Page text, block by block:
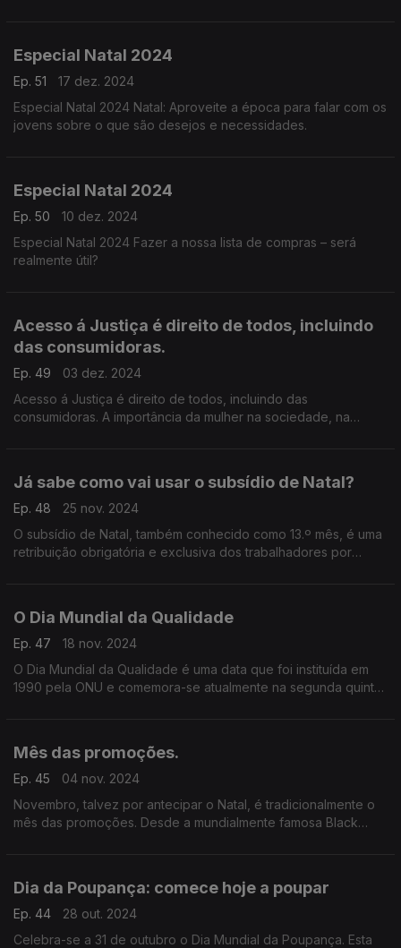
Especial Natal 2024
Ep. 51
17 dez. 2024
Especial Natal 2024 Natal: Aproveite a época para falar com os
jovens sobre o que são desejos e necessidades.
Especial Natal 2024
Ep. 50
10 dez. 2024
Especial Natal 2024 Fazer a nossa lista de compras – será
realmente útil?
Acesso á Justiça é direito de todos, incluindo
das consumidoras.
Ep. 49
03 dez. 2024
Acesso á Justiça é direito de todos, incluindo das
consumidoras. A importância da mulher na sociedade, na
Já sabe como vai usar o subsídio de Natal?
Ep. 48
25 nov. 2024
O subsídio de Natal, também conhecido como 13.º mês, é uma
retribuição obrigatória e exclusiva dos trabalhadores por
O Dia Mundial da Qualidade
Ep. 47
18 nov. 2024
O Dia Mundial da Qualidade é uma data que foi instituída em
1990 pela ONU e comemora-se atualmente na segunda quinta-
Mês das promoções.
Ep. 45
04 nov. 2024
Novembro, talvez por antecipar o Natal, é tradicionalmente o
mês das promoções. Desde a mundialmente famosa Black
Dia da Poupança: comece hoje a poupar
Ep. 44
28 out. 2024
Celebra-se a 31 de outubro o Dia Mundial da Poupança. Esta